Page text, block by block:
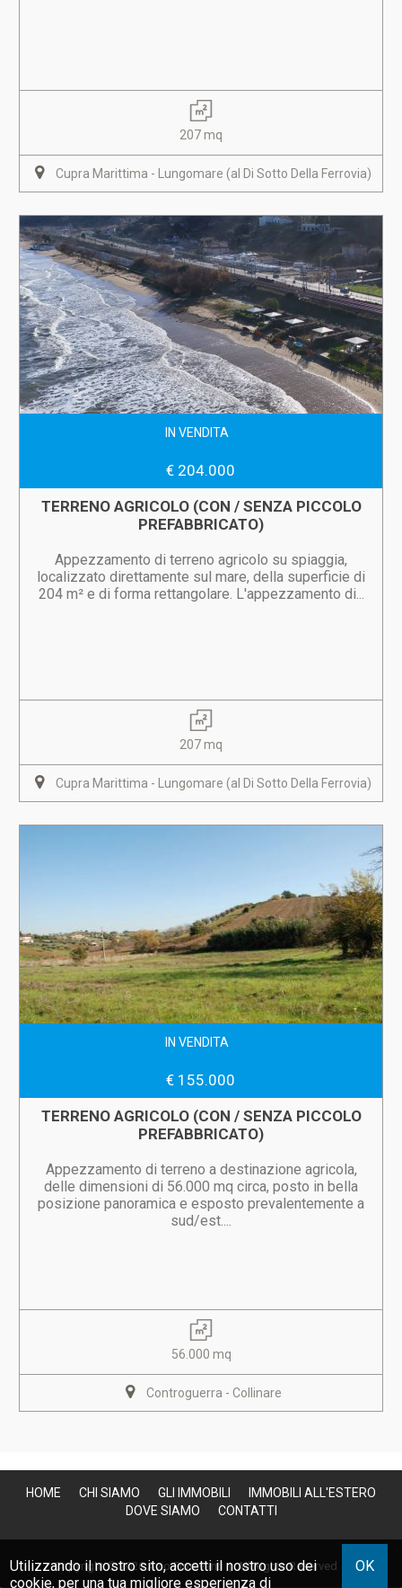
207 mq
Cupra Marittima - Lungomare (al Di Sotto Della Ferrovia)
IN VENDITA
€ 204.000
TERRENO AGRICOLO (CON / SENZA PICCOLO
PREFABBRICATO)
Appezzamento di terreno agricolo su spiaggia,
localizzato direttamente sul mare, della superficie di
204 m² e di forma rettangolare. L'appezzamento di...
207 mq
Cupra Marittima - Lungomare (al Di Sotto Della Ferrovia)
IN VENDITA
€ 155.000
TERRENO AGRICOLO (CON / SENZA PICCOLO
PREFABBRICATO)
Appezzamento di terreno a destinazione agricola,
delle dimensioni di 56.000 mq circa, posto in bella
posizione panoramica e esposto prevalentemente a
sud/est....
56.000 mq
Controguerra - Collinare
HOME CHI SIAMO GLI IMMOBILI
IMMOBILI ALL'ESTERO
DOVE SIAMO
CONTATTI
Copyright © 2026 Avio Fioravanti | All Rights Reserved |
Utilizzando il nostro sito, accetti il nostro uso dei
cookie, per una tua migliore esperienza di
OK